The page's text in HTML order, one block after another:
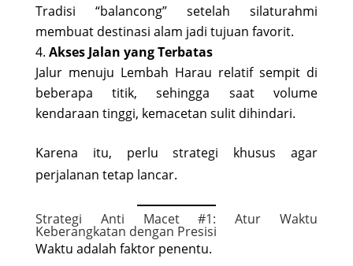
Tradisi “balancong” setelah silaturahmi
membuat destinasi alam jadi tujuan favorit.
Akses Jalan yang Terbatas
Jalur menuju Lembah Harau relatif sempit di
beberapa titik, sehingga saat volume
kendaraan tinggi, kemacetan sulit dihindari.
Karena itu, perlu strategi khusus agar
perjalanan tetap lancar.
Strategi Anti Macet #1: Atur Waktu
Keberangkatan dengan Presisi
Waktu adalah faktor penentu.